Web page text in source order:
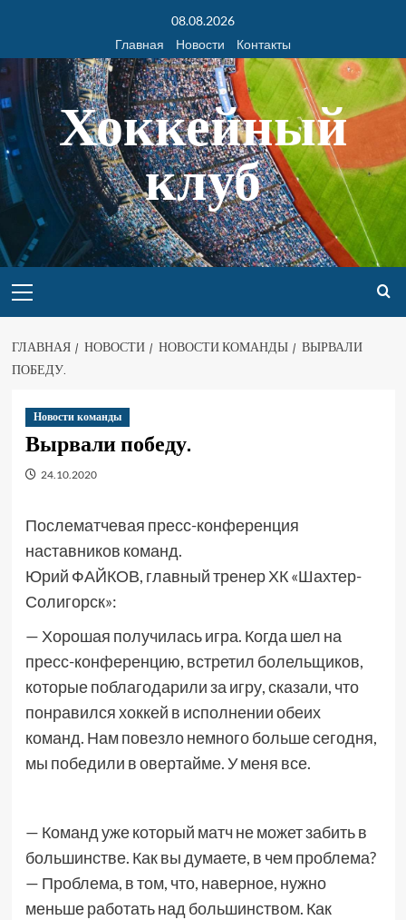
08.08.2026
Главная
Новости Контакты
Хоккейный
клуб
ГЛАВНАЯ НОВОСТИ НОВОСТИ КОМАНДЫ
ВЫРВАЛИ
ПОБЕДУ.
Новости команды
Вырвали победу.
24.10.2020
Послематчевая пресс-конференция
наставников команд.
Юрий ФАЙКОВ, главный тренер ХК «Шахтер-
Солигорск»:
— Хорошая получилась игра. Когда шел на
пресс-конференцию, встретил болельщиков,
которые поблагодарили за игру, сказали, что
понравился хоккей в исполнении обеих
команд. Нам повезло немного больше сегодня,
мы победили в овертайме. У меня все.
— Команд уже который матч не может забить в
большинстве. Как вы думаете, в чем проблема?
— Проблема, в том, что, наверное, нужно
меньше работать над большинством. Как